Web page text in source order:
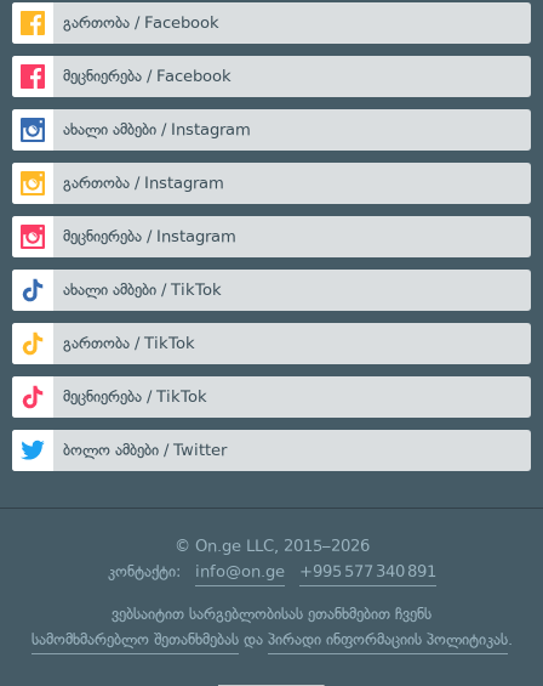
გართობა / Facebook
მეცნიერება / Facebook
ახალი ამბები / Instagram
გართობა / Instagram
მეცნიერება / Instagram
ახალი ამბები / TikTok
გართობა / TikTok
მეცნიერება / TikTok
ბოლო ამბები / Twitter
© On.ge LLC, 2015–2026
კონტაქტი: info@on.ge +995 577 340 891
ვებსაიტით სარგებლობისას ეთანხმებით ჩვენს
სამომხმარებლო შეთანხმებასდა პირადი ინფორმაციის პოლიტიკას.